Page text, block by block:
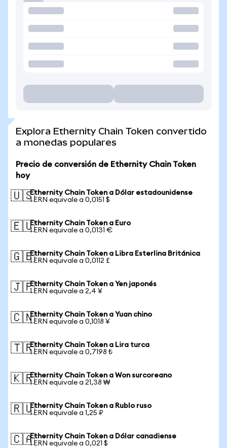
Explora Ethernity Chain Token convertido
a monedas populares
Precio de conversión de Ethernity Chain Token
hoy
🇺🇸Ethernity Chain Token a Dólar estadounidense
1 ERN equivale a 0,0151 $
🇪🇺Ethernity Chain Token a Euro
1 ERN equivale a 0,0131 €
🇬🇧Ethernity Chain Token a Libra Esterlina Británica
1 ERN equivale a 0,0112 £
🇯🇵Ethernity Chain Token a Yen japonés
1 ERN equivale a 2,4 ¥
🇨🇳Ethernity Chain Token a Yuan chino
1 ERN equivale a 0,1018 ¥
🇹🇷Ethernity Chain Token a Lira turca
1 ERN equivale a 0,7198 ₺
🇰🇷Ethernity Chain Token a Won surcoreano
1 ERN equivale a 21,38 ₩
🇷🇺Ethernity Chain Token a Rublo ruso
1 ERN equivale a 1,25 ₽
🇨🇦Ethernity Chain Token a Dólar canadiense
1 ERN equivale a 0,021 $